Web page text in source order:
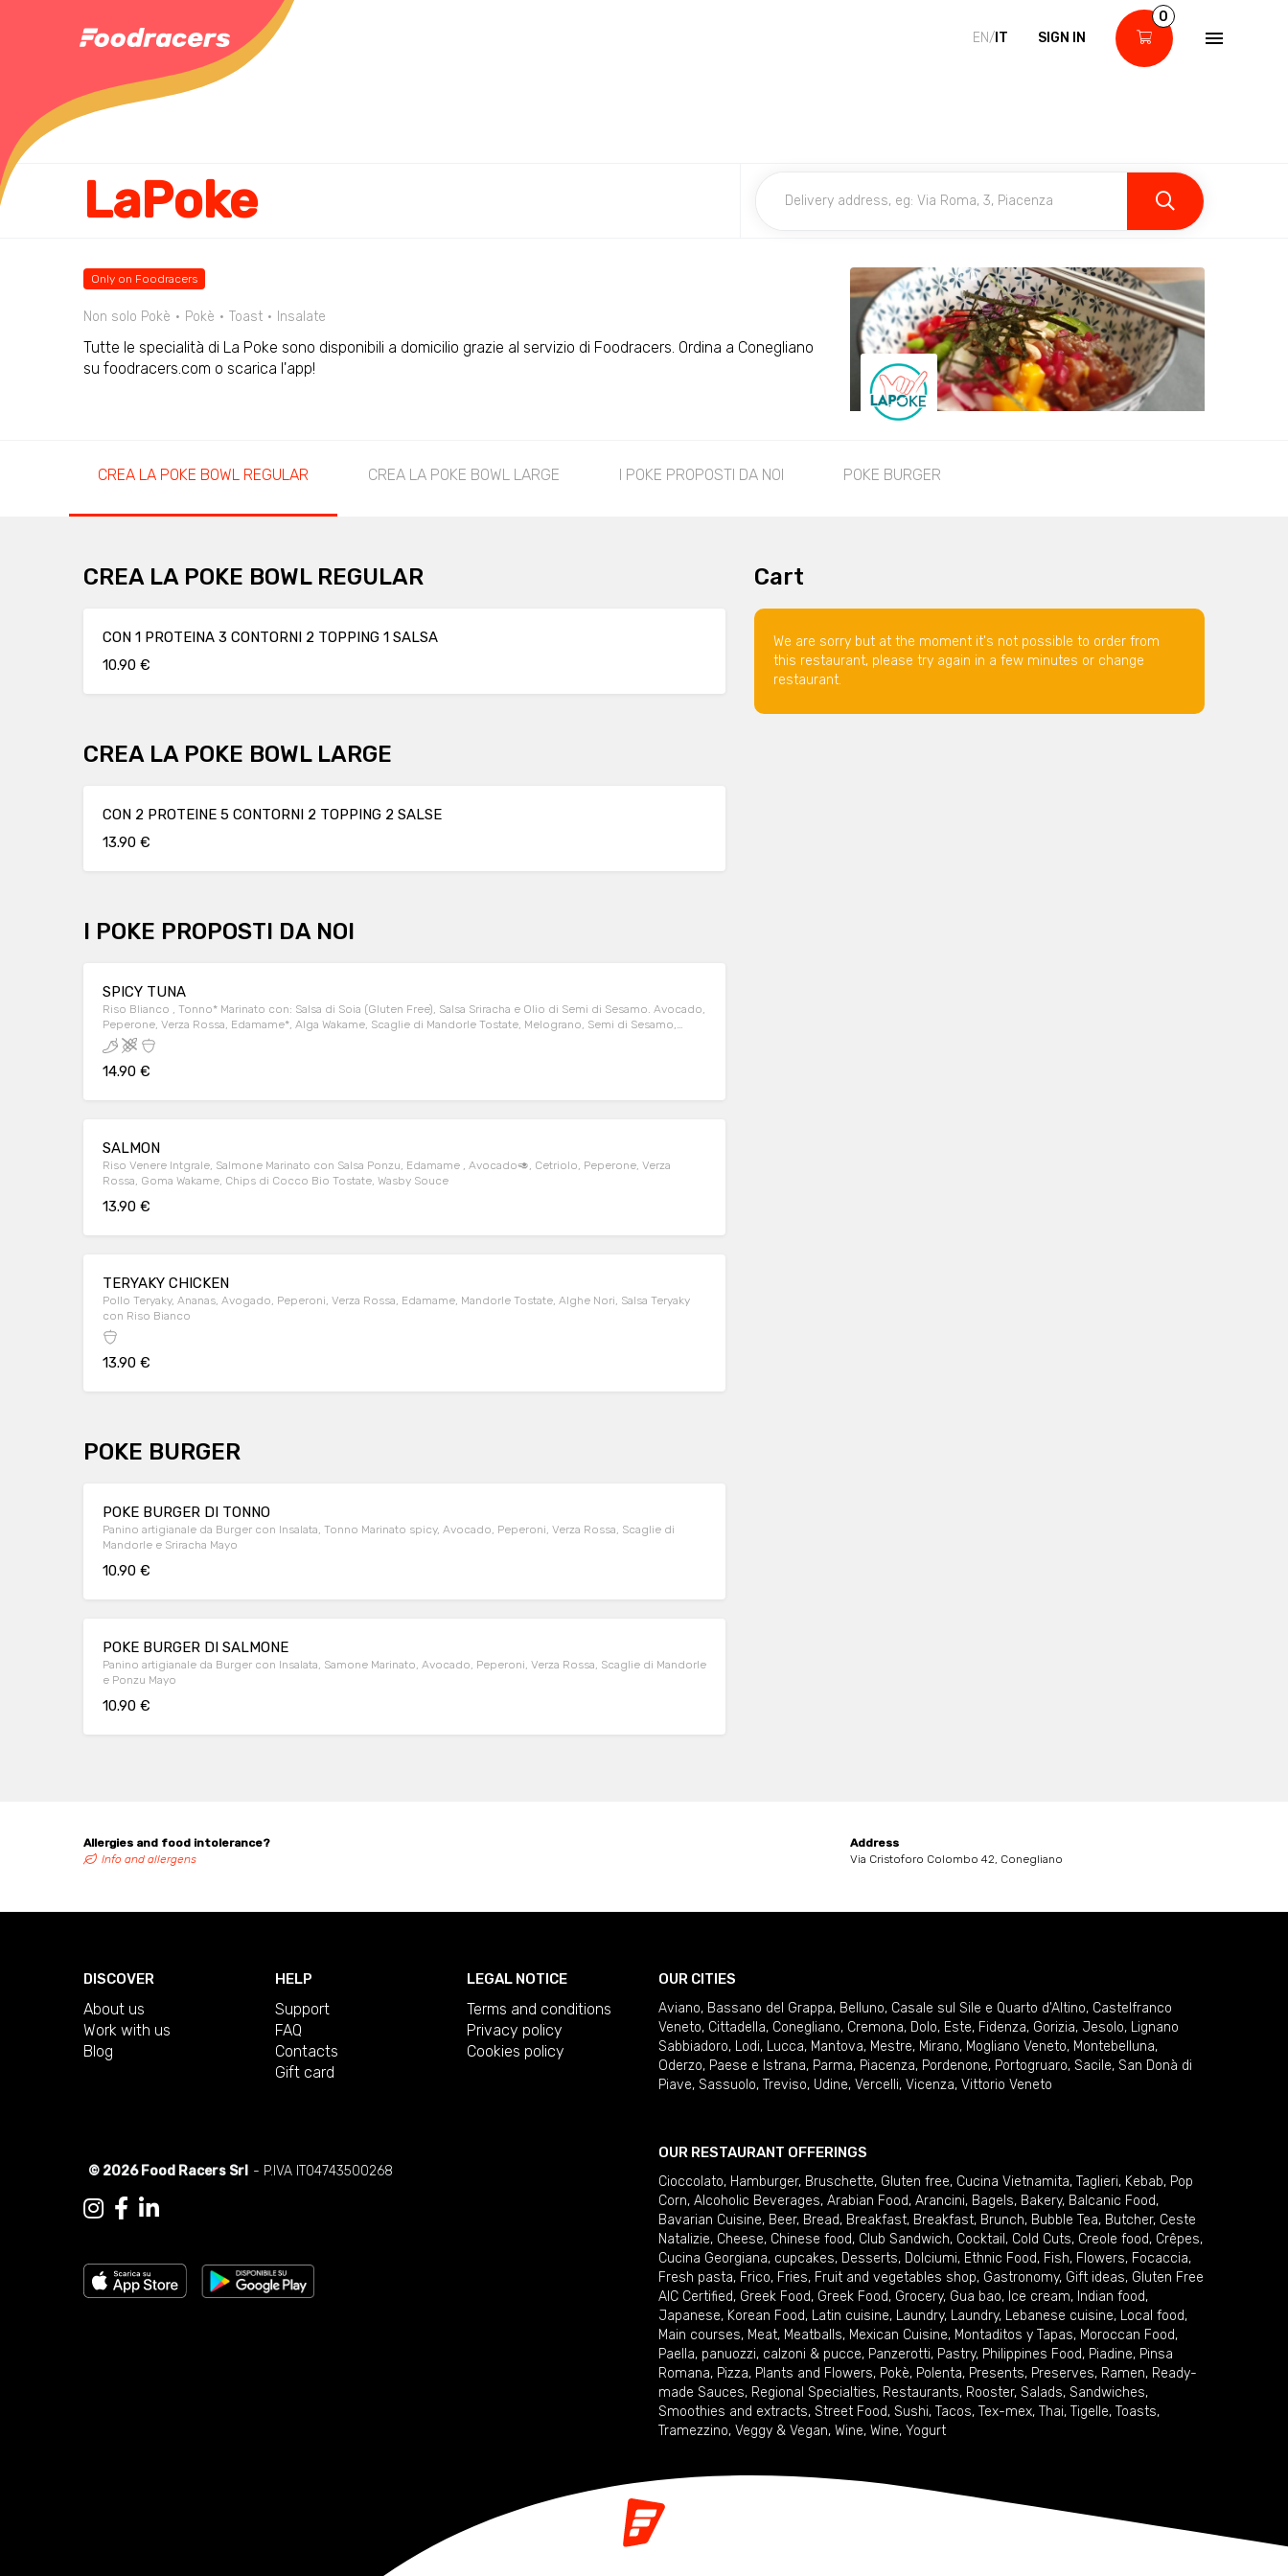
EN/ IT SIGN IN
0
LaPoke
Only on Foodracers
Non solo Pokè Pokè Toast Insalate
Tutte le specialità di La Poke sono disponibili a domicilio grazie al servizio di Foodracers. Ordina a Conegliano
su foodracers.com o scarica l'app!
CREA LA POKE BOWL REGULAR CREA LA POKE BOWL LARGE I POKE PROPOSTI DA NOI POKE BURGER
CREA LA POKE BOWL REGULAR
CON 1 PROTEINA 3 CONTORNI 2 TOPPING 1 SALSA
10.90 €
CREA LA POKE BOWL LARGE
CON 2 PROTEINE 5 CONTORNI 2 TOPPING 2 SALSE
13.90 €
I POKE PROPOSTI DA NOI
SPICY TUNA
Riso BIianco , Tonno* Marinato con: Salsa di Soia (Gluten Free), Salsa Sriracha e Olio di Semi di Sesamo. Avocado,
Peperone, Verza Rossa, Edamame*, Alga Wakame, Scaglie di Mandorle Tostate, Melograno, Semi di Sesamo,
14.90 €
SALMON
Riso Venere Intgrale, Salmone Marinato con Salsa Ponzu, Edamame , Avocado🥑, Cetriolo, Peperone, Verza
Rossa, Goma Wakame, Chips di Cocco Bio Tostate, Wasby Souce
13.90 €
TERYAKY CHICKEN
Pollo Teryaky, Ananas, Avogado, Peperoni, Verza Rossa, Edamame, Mandorle Tostate, Alghe Nori, Salsa Teryaky
con Riso Bianco
13.90 €
POKE BURGER
POKE BURGER DI TONNO
Panino artigianale da Burger con Insalata, Tonno Marinato spicy, Avocado, Peperoni, Verza Rossa, Scaglie di
Mandorle e Sriracha Mayo
10.90 €
POKE BURGER DI SALMONE
Panino artigianale da Burger con Insalata, Samone Marinato, Avocado, Peperoni, Verza Rossa, Scaglie di Mandorle
e Ponzu Mayo
10.90 €
Cart
We are sorry but at the moment it's not possible to order from
this restaurant, please try again in a few minutes or change
restaurant.
Allergies and food intolerance?
Info and allergens
Address
Via Cristoforo Colombo 42, Conegliano
DISCOVER
About us
Work with us
Blog
HELP
Support
FAQ
Contacts
Gift card
LEGAL NOTICE
Terms and conditions
Privacy policy
Cookies policy
© 2026 Food Racers Srl - P.IVA IT04743500268
OUR CITIES
Aviano, Bassano del Grappa, Belluno, Casale sul Sile e Quarto d'Altino, Castelfranco
Veneto, Cittadella, Conegliano, Cremona, Dolo, Este, Fidenza, Gorizia, Jesolo, Lignano
Sabbiadoro, Lodi, Lucca, Mantova, Mestre, Mirano, Mogliano Veneto, Montebelluna,
Oderzo, Paese e Istrana, Parma, Piacenza, Pordenone, Portogruaro, Sacile, San Donà di
Piave, Sassuolo, Treviso, Udine, Vercelli, Vicenza, Vittorio Veneto
OUR RESTAURANT OFFERINGS
Cioccolato, Hamburger, Bruschette, Gluten free, Cucina Vietnamita, Taglieri, Kebab, Pop
Corn, Alcoholic Beverages, Arabian Food, Arancini, Bagels, Bakery, Balcanic Food,
Bavarian Cuisine, Beer, Bread, Breakfast, Breakfast, Brunch, Bubble Tea, Butcher, Ceste
Natalizie, Cheese, Chinese food, Club Sandwich, Cocktail , Cold Cuts, Creole food, Crêpes,
Cucina Georgiana, cupcakes, Desserts, Dolciumi, Ethnic Food, Fish, Flowers, Focaccia,
Fresh pasta, Frico, Fries, Fruit and vegetables shop, Gastronomy, Gift ideas, Gluten Free
AIC Certified, Greek Food, Greek Food, Grocery, Gua bao, Ice cream, Indian food,
Japanese, Korean Food, Latin cuisine, Laundry, Laundry, Lebanese cuisine, Local food,
Main courses, Meat, Meatballs, Mexican Cuisine, Montaditos y Tapas, Moroccan Food,
Paella, panuozzi, calzoni & pucce, Panzerotti, Pastry, Philippines Food, Piadine, Pinsa
Romana, Pizza, Plants and Flowers, Pokè, Polenta, Presents, Preserves, Ramen, Ready-
made Sauces, Regional Specialties, Restaurants, Rooster, Salads, Sandwiches,
Smoothies and extracts, Street Food, Sushi, Tacos, Tex-mex, Thai, Tigelle, Toasts,
Tramezzino, Veggy & Vegan, Wine, Wine, Yogurt